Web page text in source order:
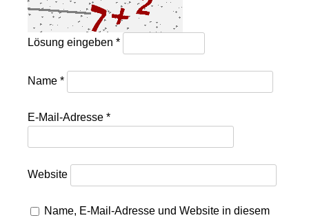
Lösung eingeben*
Name*
E-Mail-Adresse*
Website
Name, E-Mail-Adresse und Website in diesem